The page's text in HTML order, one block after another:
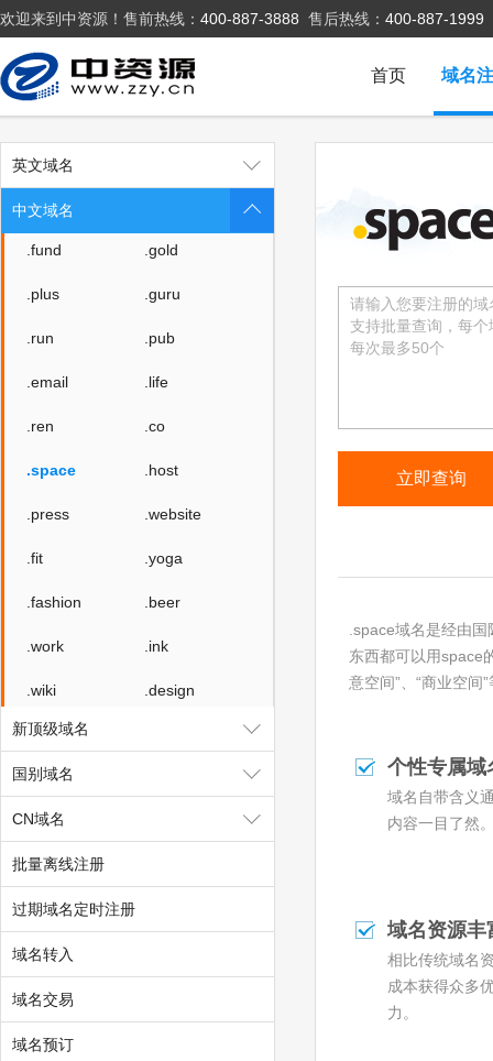
欢迎来到中资源！售前热线： 400-887-3888 售后热线： 400-887-1999
域名
首页
英文域名
中文域名
.team .show
.cool .zone
.world .today
.city
.company
.fund .gold
.plus .guru
.run .pub
.email .life
.ren .co
.space .host
.press .website
.fit .yoga
.fashion .beer
.work .ink
.wiki .design
.tv
.fan
.media
.news
.vin
.tax
.studio
.mba
新顶级域名
国别域名
CN域名
批量离线注册
过期域名定时注册
域名转入
域名交易
域名预订
.space域名是经由
东西都可以用space
意空间”、“商业空间
个性专属域
域名自带含义
内容一目了然
域名资源丰
相比传统域名
成本获得众多
力。